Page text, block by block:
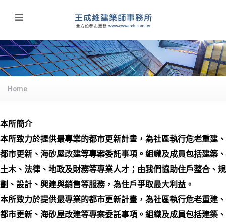
Home
本所簡介
本所致力於提供最專業的都市更新計畫，為社區執行危老重建、
都市更新、海砂屋改建等專案委託事項。組織及成員包括建築、
土木、法律、地政及財務等專業人才；由我們協助住戶整合、規
劃、設計、興建與銷售等服務，為住戶爭取最大利益。
本所致力於提供最專業的都市更新計畫，為社區執行危老重建、
都市更新、海砂屋改建等專案委託事項。組織及成員包括建築、